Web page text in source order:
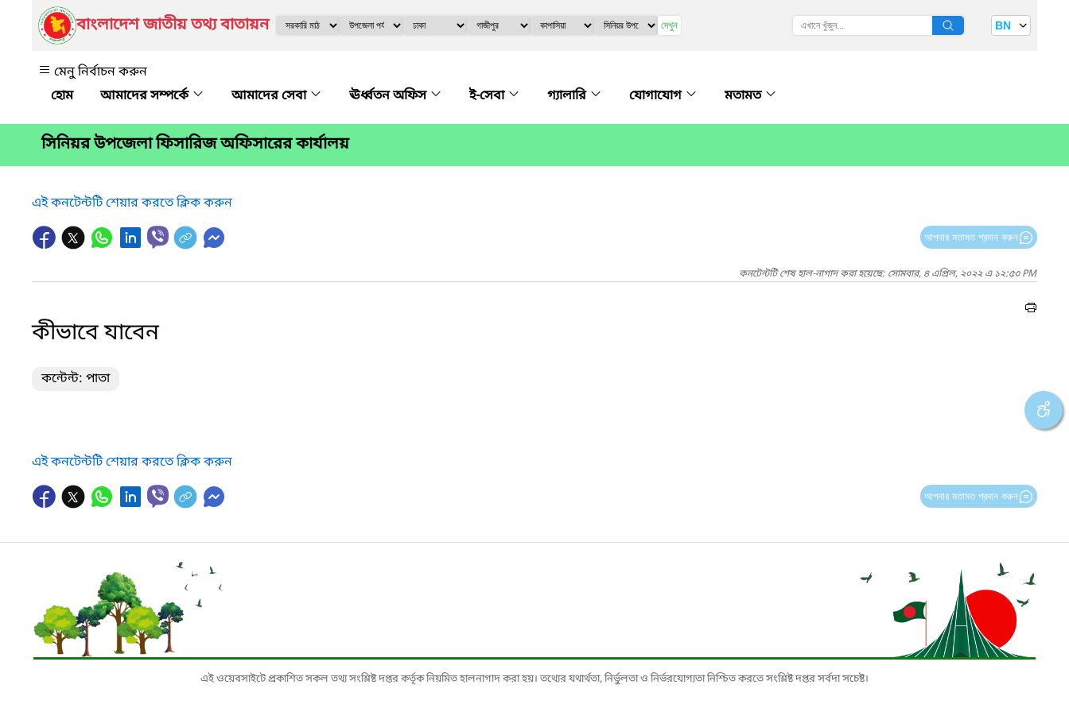
বাংলাদেশ জাতীয় তথ্য বাতায়ন দেখুন BN
মেনু নির্বাচন করুন
আমাদের সম্পর্কে
আমাদের সেবা ঊর্ধ্বতন অফিস ই-সেবা গ্যালারি যোগাযোগ মতামত
সিনিয়র উপজেলা ফিসারিজ অফিসারের কার্যালয়
এই কনটেন্টটি শেয়ার করতে ক্লিক করুন
আপনার মতামত প্রদান করুন
কনটেন্টটি শেষ হাল-নাগাদ করা হয়েছে: সোমবার, ৪ এপ্রিল, ২০২২ এ ১২:৫৩ PM
কীভাবে যাবেন
কন্টেন্ট: পাতা
এই কনটেন্টটি শেয়ার করতে ক্লিক করুন
আপনার মতামত প্রদান করুন
এই ওয়েবসাইটে প্রকাশিত সকল তথ্য সংশ্লিষ্ট দপ্তর কর্তৃক নিয়মিত হালনাগাদ করা হয়। তথ্যের যথার্থতা, নির্ভুলতা ও নির্ভরযোগ্যতা নিশ্চিত করতে সংশ্লিষ্ট দপ্তর সর্বদা সচেষ্ট।